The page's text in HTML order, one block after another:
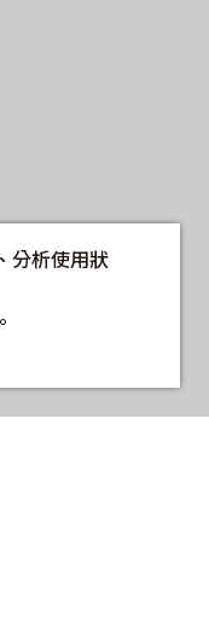
分析使用狀